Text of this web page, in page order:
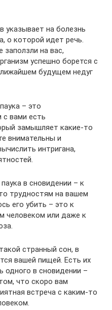
указывает на болезнь
о которой идет речь.
заползли на вас,
успешно борется с
будущем недуг
– это
с вами есть
замышляет какие-то
внимательны и
интригана,
в сновидении – к
трудностям на вашем
его убить – это к
человеком или даже к
странный сон, в
вашей пищей. Есть их
одного в сновидении –
что скоро вам
встреча с каким-то